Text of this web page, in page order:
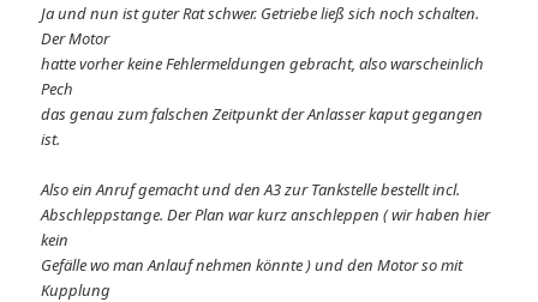
Ja und nun ist guter Rat schwer. Getriebe ließ sich noch schalten.
Der Motor
hatte vorher keine Fehlermeldungen gebracht, also warscheinlich
Pech
das genau zum falschen Zeitpunkt der Anlasser kaput gegangen
ist.
Also ein Anruf gemacht und den A3 zur Tankstelle bestellt incl.
Abschleppstange. Der Plan war kurz anschleppen ( wir haben hier
kein
Gefälle wo man Anlauf nehmen könnte ) und den Motor so mit
Kupplung